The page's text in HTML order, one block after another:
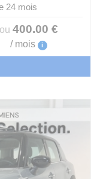
24 mois
ou 400.00 €
/ mois i